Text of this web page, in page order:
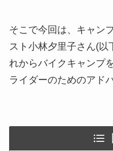
そこで今回は、キャン
スト小林夕里子さん(以
れからバイクキャンプ
ライダーのためのアド